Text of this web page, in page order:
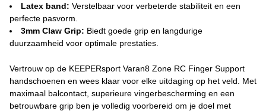
Latex band: Verstelbaar voor verbeterde stabiliteit en een
perfecte pasvorm.
3mm Claw Grip: Biedt goede grip en langdurige
duurzaamheid voor optimale prestaties.
Vertrouw op de KEEPERsport Varan8 Zone RC Finger Support
handschoenen en wees klaar voor elke uitdaging op het veld. Met
maximaal balcontact, superieure vingerbescherming en een
betrouwbare grip ben je volledig voorbereid om je doel met